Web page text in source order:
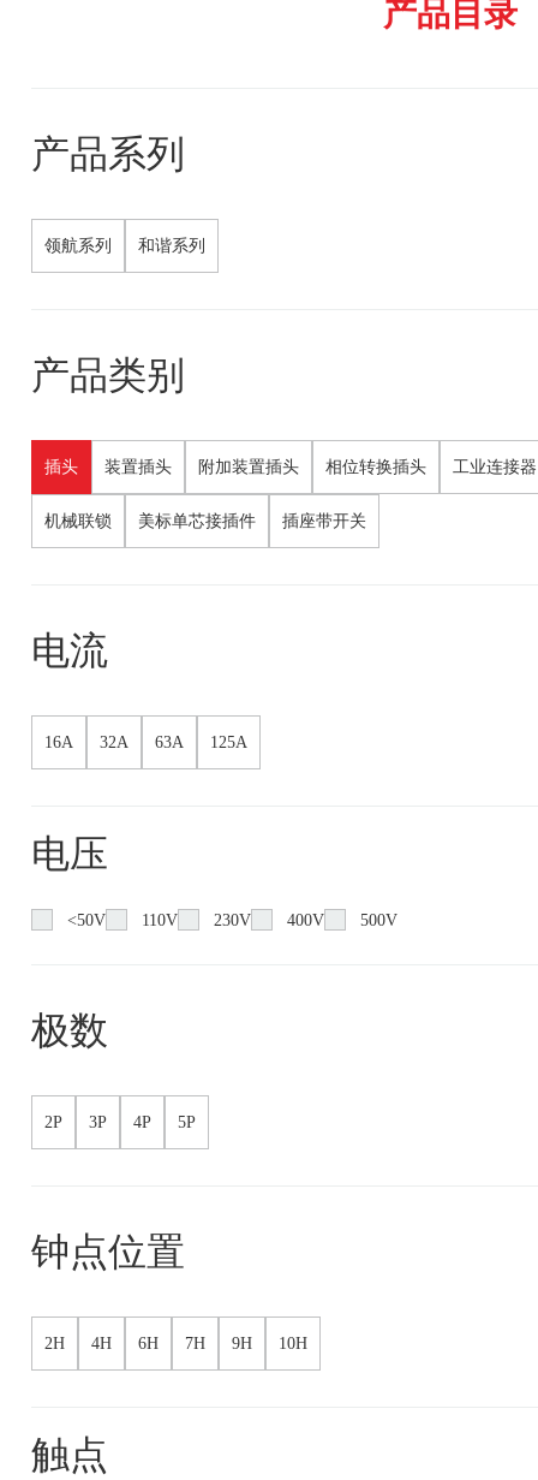
产品目录
产品系列
领航系列 和谐系列
产品类别
插头 装置插头 附加装置插头 相位转换插头 工业连接器
机械联锁 美标单芯接插件 插座带开关
电流
16A 32A 63A 125A
电压
<50V 110V 230V 400V 500V
极数
2P 3P 4P 5P
钟点位置
2H 4H 6H 7H 9H 10H
触点